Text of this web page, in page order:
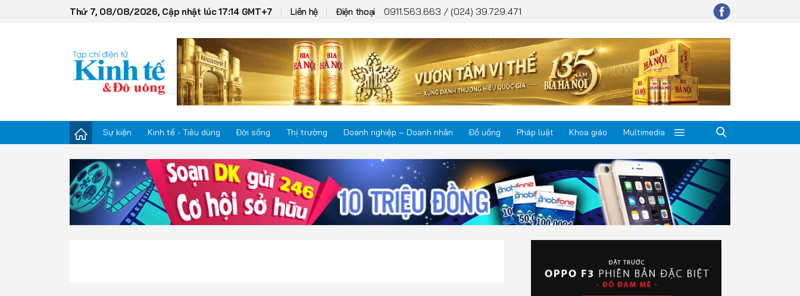
Thứ 7, 08/08/2026, Cập nhật lúc 17:14 GMT+7 Liên hệ Điện thoại 0911.563.663 / (024) 39.729.471
Sự kiện Kinh tế - Tiêu dùng Đời sống Thị trường Doanh nghiệp – Doanh nhân Đồ uống Pháp luật Khoa giáo Multimedia
Kinh tế - Tiêu dùng
Đời sống
Doanh nghiệp – Doanh nhân
Đồ uống
Khoa giáo
Multimedia